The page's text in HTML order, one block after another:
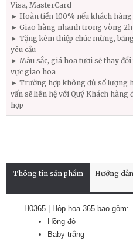
Visa, MasterCard
► Hoàn tiền 100% nếu khách
► Giao hàng nhanh trong vòng
► Tặng kèm thiệp chúc mừng,
yêu cầu
► Màu sắc, giá hoa tươi sẽ thay
vực giao hoa
► Trường hợp không đủ số lượng
vấn sẽ liên hệ với Quý Khách hàng
hợp
Thông tin sản phẩm Hướng
H0365 | Hộp hoa 365 bao gồm:
Hồng đỏ
Baby trắng